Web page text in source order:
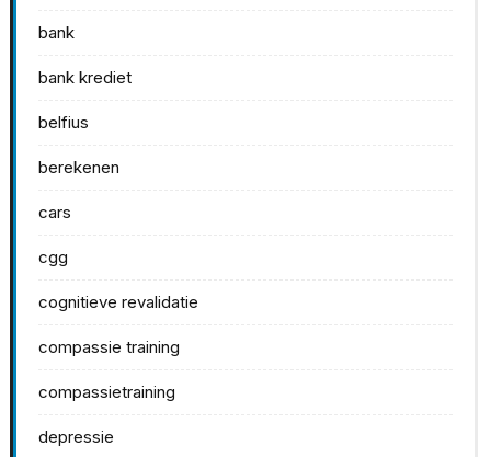
bank
bank krediet
belfius
berekenen
cars
cgg
cognitieve revalidatie
compassie training
compassietraining
depressie